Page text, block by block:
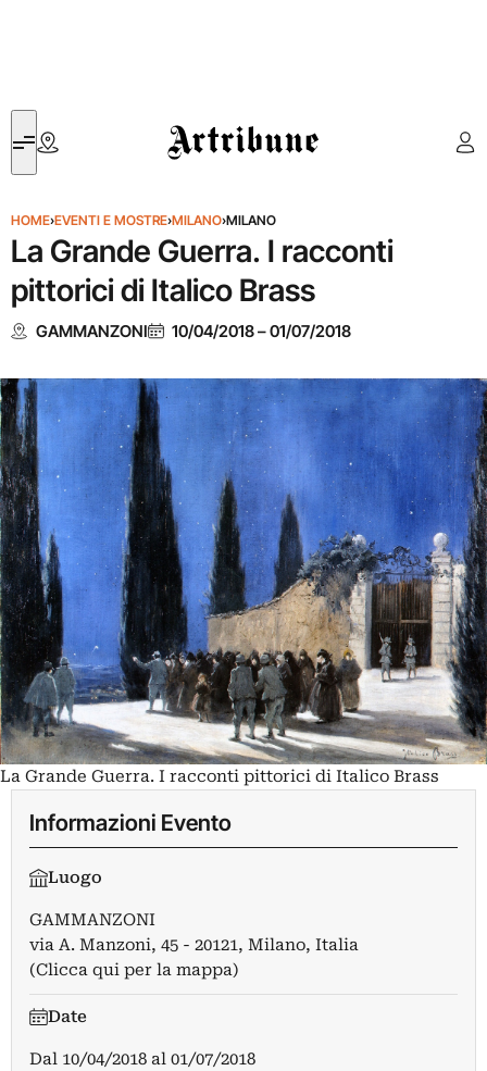
Artribune
HOME›EVENTI E MOSTRE›MILANO›MILANO
La Grande Guerra. I racconti
pittorici di Italico Brass
GAMMANZONI 10/04/2018–01/07/2018
La Grande Guerra. I racconti pittorici di Italico Brass
Informazioni Evento
Luogo
GAMMANZONI
via A. Manzoni, 45 - 20121, Milano, Italia
(Clicca qui per la mappa)
Date
Dal 10/04/2018 al 01/07/2018